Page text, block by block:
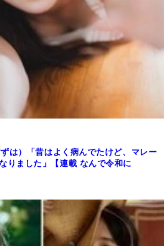
は）「昔はよく病んでたけど、マレー
りました」【連載 なんで令和に